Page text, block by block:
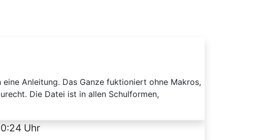
Anleitung. Das Ganze fuktioniert ohne Makros,
Die Datei ist in allen Schulformen,
Uhr